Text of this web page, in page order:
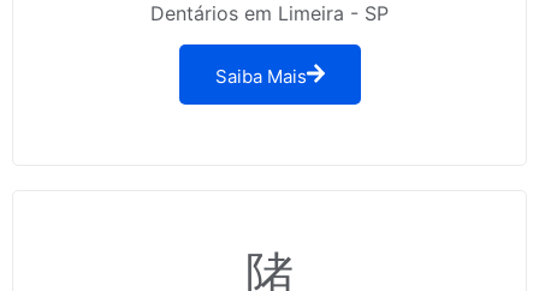
Dentários em Limeira - SP
Saiba Mais